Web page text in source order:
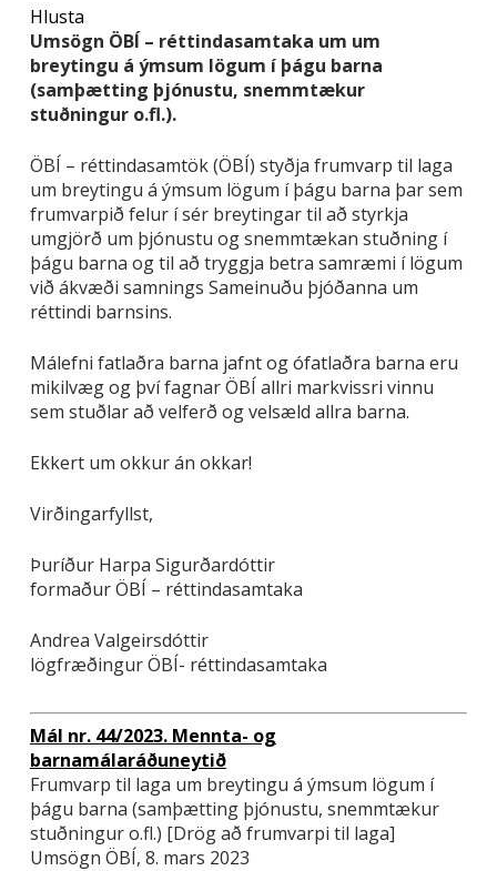
Hlusta
Umsögn ÖBÍ – réttindasamtaka um um
breytingu á ýmsum lögum í þágu barna
(samþætting þjónustu, snemmtækur
stuðningur o.fl.).
ÖBÍ – réttindasamtök (ÖBÍ) styðja frumvarp til laga
um breytingu á ýmsum lögum í þágu barna þar sem
frumvarpið felur í sér breytingar til að styrkja
umgjörð um þjónustu og snemmtækan stuðning í
þágu barna og til að tryggja betra samræmi í lögum
við ákvæði samnings Sameinuðu þjóðanna um
réttindi barnsins.
Málefni fatlaðra barna jafnt og ófatlaðra barna eru
mikilvæg og því fagnar ÖBÍ allri markvissri vinnu
sem stuðlar að velferð og velsæld allra barna.
Ekkert um okkur án okkar!
Virðingarfyllst,
Þuríður Harpa Sigurðardóttir
formaður ÖBÍ – réttindasamtaka
Andrea Valgeirsdóttir
lögfræðingur ÖBÍ- réttindasamtaka
Mál nr. 44/2023. Mennta- og
barnamálaráðuneytið
Frumvarp til laga um breytingu á ýmsum lögum í
þágu barna (samþætting þjónustu, snemmtækur
stuðningur o.fl.) [Drög að frumvarpi til laga]
Umsögn ÖBÍ, 8. mars 2023